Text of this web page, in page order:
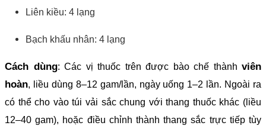
Liên kiều: 4 lạng
Bạch khấu nhân: 4 lạng
Cách dùng: Các vị thuốc trên được bào chế thành viên
hoàn, liều dùng 8–12 gam/lần, ngày uống 1–2 lần. Ngoài ra
có thể cho vào túi vải sắc chung với thang thuốc khác (liều
12–40 gam), hoặc điều chỉnh thành thang sắc trực tiếp tùy